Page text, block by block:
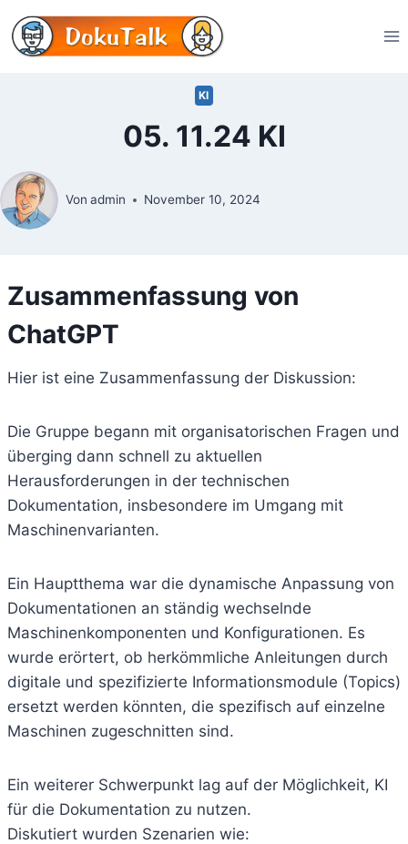
Zum
Inhalt
springen
KI
05. 11.24 KI
Von admin November 10, 2024
Zusammenfassung von
ChatGPT
Hier ist eine Zusammenfassung der Diskussion:
Die Gruppe begann mit organisatorischen Fragen und
überging dann schnell zu aktuellen
Herausforderungen in der technischen
Dokumentation, insbesondere im Umgang mit
Maschinenvarianten.
Ein Hauptthema war die dynamische Anpassung von
Dokumentationen an ständig wechselnde
Maschinenkomponenten und Konfigurationen. Es
wurde erörtert, ob herkömmliche Anleitungen durch
digitale und spezifizierte Informationsmodule (Topics)
ersetzt werden könnten, die spezifisch auf einzelne
Maschinen zugeschnitten sind.
Ein weiterer Schwerpunkt lag auf der Möglichkeit, KI
für die Dokumentation zu nutzen.
Diskutiert wurden Szenarien wie: